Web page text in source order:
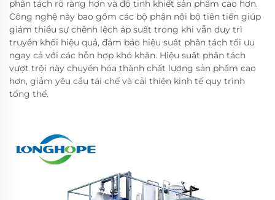
phân tách rõ ràng hơn và độ tinh khiết sản phẩm cao hơn.
Công nghệ này bao gồm các bộ phận nội bộ tiên tiến giúp
giảm thiểu sự chênh lệch áp suất trong khi vẫn duy trì
truyền khối hiệu quả, đảm bảo hiệu suất phân tách tối ưu
ngay cả với các hỗn hợp khó khăn. Hiệu suất phân tách
vượt trội này chuyển hóa thành chất lượng sản phẩm cao
hơn, giảm yêu cầu tái chế và cải thiện kinh tế quy trình
tổng thể.